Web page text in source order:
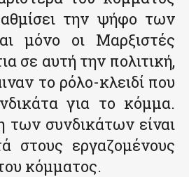
την ψήφο των
μόνο οι Μαρξιστές
σε αυτή την πολιτική,
το ρόλο-κλειδί που
για το κόμμα.
των συνδικάτων είναι
στους εργαζομένους
κόμματος.